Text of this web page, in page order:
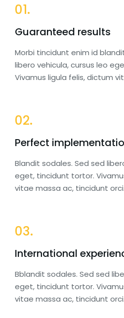
01.
Guaranteed results
Morbi tincidunt enim id
libero vehicula, cursus leo
Vivamus ligula felis, dictum
02.
Perfect
Blandit sodales. Sed sed
eget, tincidunt tortor.
vitae massa ac, tincidunt orci.
03.
International
Bblandit sodales. Sed sed
eget, tincidunt tortor.
vitae massa ac, tincidunt orci.